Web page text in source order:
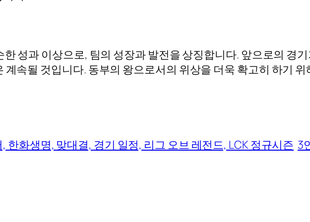
성과 이상으로, 팀의 성장과 발전을 상징합니다. 앞으로의 경
속될 것입니다. 동부의 왕으로서의 위상을 더욱 확고히 하기 위
한화생명, 맞대결, 경기 일정, 리그 오브 레전드, LCK 정규시즌 3